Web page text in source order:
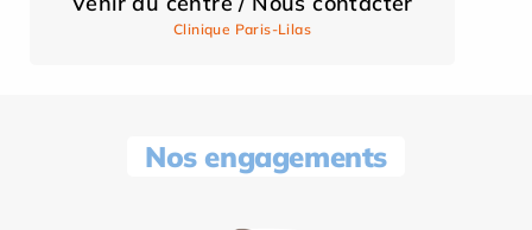
Clinique Paris-Lilas
Nos engagements